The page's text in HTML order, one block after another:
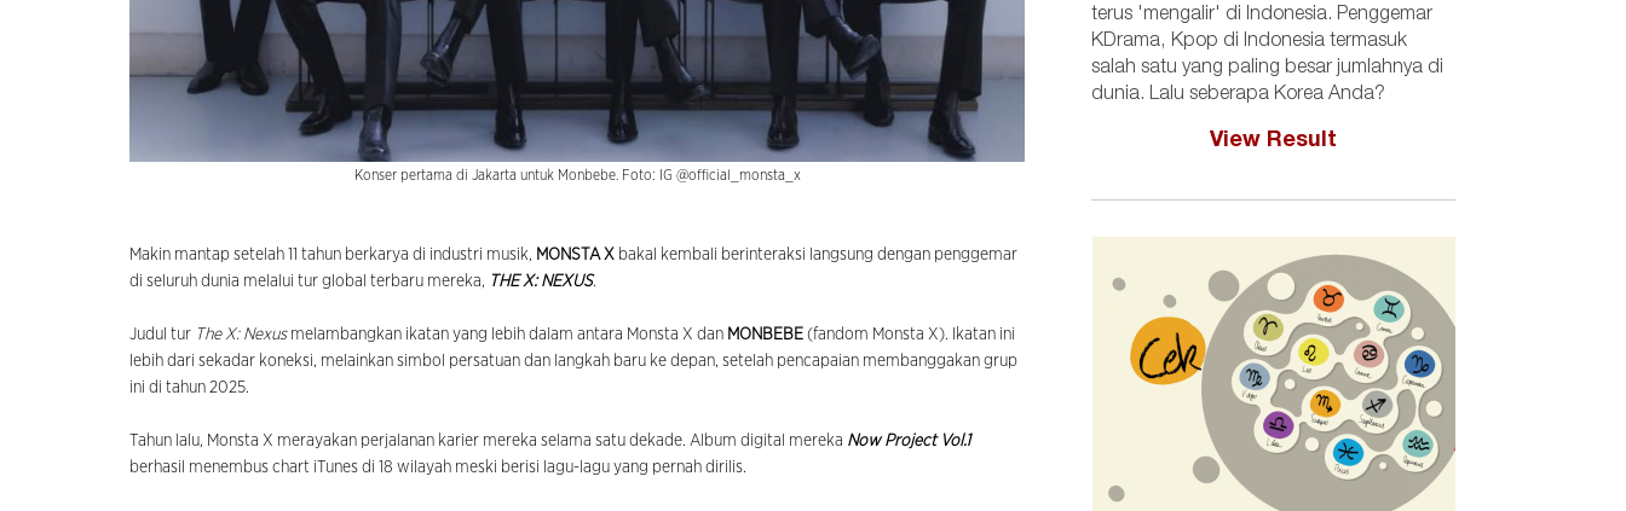
Konser pertama di Jakarta untuk Monbebe. Foto: IG @official_monsta_x
Makin mantap setelah 11 tahun berkarya di industri musik, MONSTA X bakal kembali berinteraksi langsung dengan penggemar
di seluruh dunia melalui tur global terbaru mereka, THE X: NEXUS.
Judul tur The X: Nexusmelambangkan ikatan yang lebih dalam antara Monsta X dan MONBEBE (fandom Monsta X). Ikatan ini
lebih dari sekadar koneksi, melainkan simbol persatuan dan langkah baru ke depan, setelah pencapaian membanggakan grup
ini di tahun 2025.
Tahun lalu, Monsta X merayakan perjalanan karier mereka selama satu dekade. Album digital mereka Now Project Vol.1
berhasil menembus chart iTunes di 18 wilayah meski berisi lagu-lagu yang pernah dirilis.
terus 'mengalir' di Indonesia. Penggemar
KDrama, Kpop di Indonesia termasuk
salah satu yang paling besar jumlahnya di
dunia. Lalu seberapa Korea Anda?
View Result